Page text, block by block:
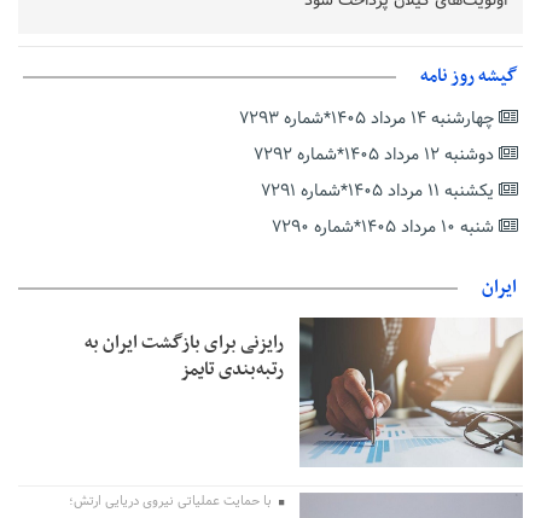
دفتر رهبر انقلاب: مطالب خارج از مراجع رسمی فاقد سندیت است
بقائی: فضای مذاکرات فنی و سیاسی ایران و عمان درباره تنگه هرمز،
مثبت است
رئیس سازمان جهاد کشاورزی استان: کشاورزان گیلان نسبت به
دریافت یارانه کود اقدام کنند
گیشه روز نامه
چهارشنبه ۱۴ مرداد ۱۴۰۵*شماره ۷۲۹۳
دوشنبه ۱۲ مرداد ۱۴۰۵*شماره ۷۲۹۲
یکشنبه ۱۱ مرداد ۱۴۰۵*شماره ۷۲۹۱
شنبه ۱۰ مرداد ۱۴۰۵*شماره ۷۲۹۰
ایران
رایزنی برای بازگشت ایران به
رتبه‌بندی تایمز
با حمایت عملیاتی نیروی دریایی ارتش؛